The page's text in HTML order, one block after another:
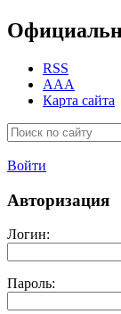
RSS
AAA
Карта сайта
Войти
Авторизация
Логин:
Пароль: